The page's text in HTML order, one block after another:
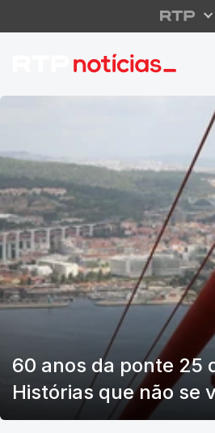
RTP Notícias
60 anos da ponte 25
Histórias que não se